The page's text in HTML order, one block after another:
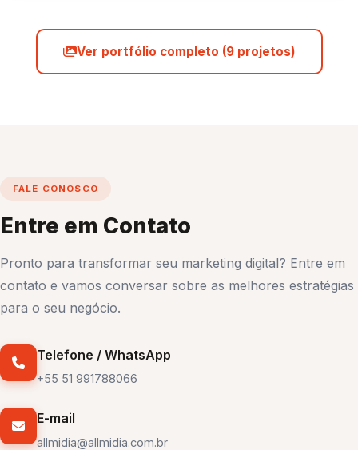
Ver portfólio completo (9 projetos)
FALE CONOSCO
Entre em Contato
Pronto para transformar seu marketing digital? Entre em
contato e vamos conversar sobre as melhores estratégias
para o seu negócio.
Telefone / WhatsApp
+55 51 991788066
E-mail
allmidia@allmidia.com.br